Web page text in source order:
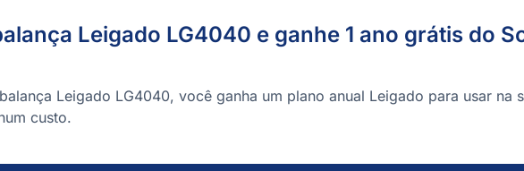
Leigado LG4040 e ganhe 1 ano grátis do
Leigado LG4040, você ganha um plano anual Leigado para usar na
custo.